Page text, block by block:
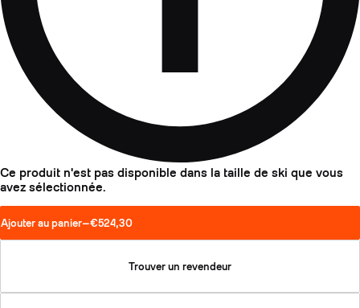
Ce produit n'est pas disponible dans la taille de ski que vous
avez sélectionnée.
Ajouter au panier—€524,30
Trouver un revendeur